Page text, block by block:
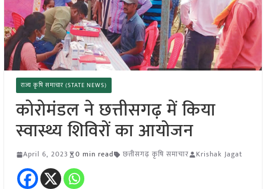
राज्य कृषि समाचार (STATE NEWS)
कोरोमंडल ने छत्तीसगढ़ में किया
स्वास्थ्य शिविरों का आयोजन
April 6, 2023 0 min read छत्तीसगढ़ कृषि समाचार Krishak Jagat